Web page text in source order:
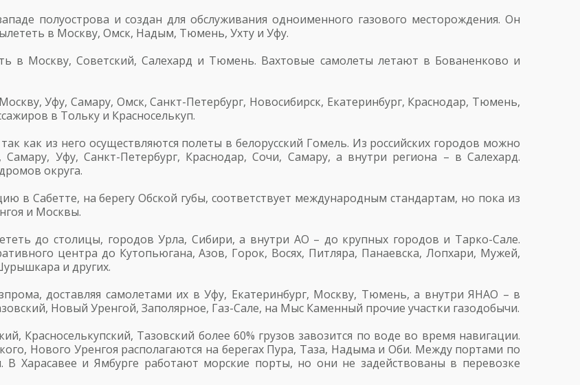
полуострова и создан для обслуживания одноименного газового месторождения. Он
в Москву, Омск, Надым, Тюмень, Ухту и Уфу.
в Москву, Советский, Салехард и Тюмень. Вахтовые самолеты летают в Бованенково и
Уфу, Самару, Омск, Санкт-Петербург, Новосибирск, Екатеринбург, Краснодар, Тюмень,
в Тольку и Красноселькуп.
как из него осуществляются полеты в белорусский Гомель. Из российских городов можно
Уфу, Санкт-Петербург, Краснодар, Сочи, Самару, а внутри региона – в Салехард.
округа.
в Сабетте, на берегу Обской губы, соответствует международным стандартам, но пока из
и Москвы.
до столицы, городов Урла, Сибири, а внутри АО – до крупных городов и Тарко-Сале.
центра до Кутопьюгана, Азов, Горок, Восях, Питляра, Панаевска, Лопхари, Мужей,
и других.
доставляя самолетами их в Уфу, Екатеринбург, Москву, Тюмень, а внутри ЯНАО – в
Новый Уренгой, Заполярное, Газ-Сале, на Мыс Каменный прочие участки газодобычи.
Красноселькупский, Тазовский более 60% грузов завозится по воде во время навигации.
Нового Уренгоя располагаются на берегах Пура, Таза, Надыма и Оби. Между портами по
В Харасавее и Ямбурге работают морские порты, но они не задействованы в перевозке